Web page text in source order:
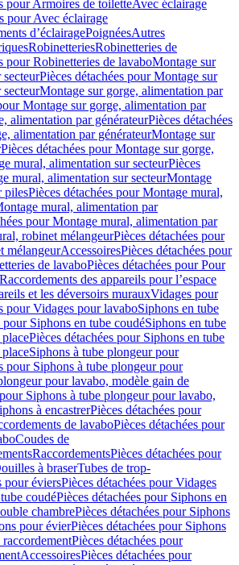
pour Armoires de toiletteAvec éclairage
pour Avec éclairage
d’éclairagePoignéesAutres
RobinetteriesRobinetteries de
pour Robinetteries de lavaboMontage sur
Pièces détachées pour Montage sur
Montage sur gorge, alimentation par
Montage sur gorge, alimentation par
alimentation par générateurPièces détachées
alimentation par générateurMontage sur
Pièces détachées pour Montage sur gorge,
mural, alimentation sur secteurPièces
mural, alimentation sur secteurMontage
pilesPièces détachées pour Montage mural,
mural, alimentation par
pour Montage mural, alimentation par
robinet mélangeurPièces détachées pour
mélangeurAccessoiresPièces détachées pour
de lavaboPièces détachées pour Pour
Raccordements des appareils pour l’espace
et les déversoirs murauxVidages pour
pour Vidages pour lavaboSiphons en tube
pour Siphons en tube coudéSiphons en tube
Pièces détachées pour Siphons en tube
Siphons à tube plongeur pour
pour Siphons à tube plongeur pour
pour lavabo, modèle gain de
Siphons à tube plongeur pour lavabo,
à encastrerPièces détachées pour
de lavaboPièces détachées pour
Coudes de
RaccordementsPièces détachées pour
à braserTubes de trop-
pour éviersPièces détachées pour Vidages
coudéPièces détachées pour Siphons en
chambrePièces détachées pour Siphons
pour évierPièces détachées pour Siphons
Pièces détachées pour
AccessoiresPièces détachées pour